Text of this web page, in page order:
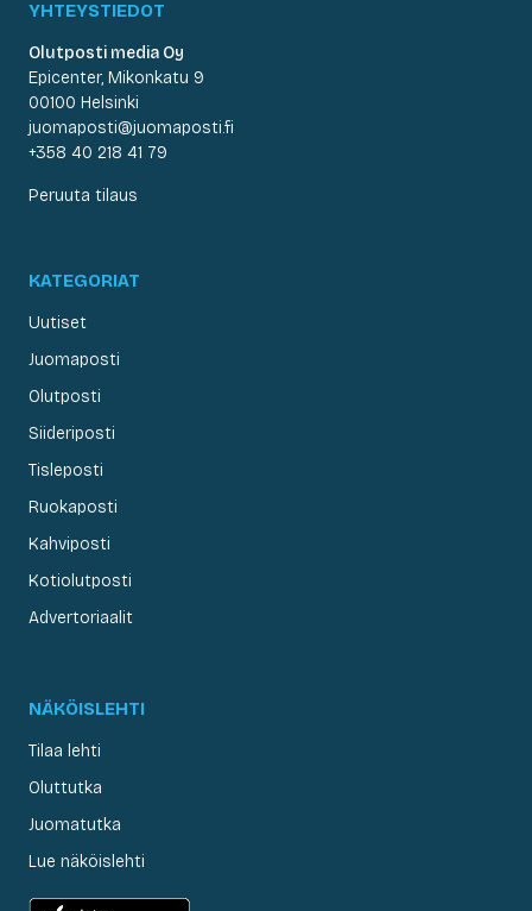
YHTEYSTIEDOT
Olutposti media Oy
Epicenter, Mikonkatu 9
00100 Helsinki
juomaposti@juomaposti.fi
+358 40 218 41 79
Peruuta tilaus
KATEGORIAT
Uutiset
Juomaposti
Olutposti
Siideriposti
Tisleposti
Ruokaposti
Kahviposti
Kotiolutposti
Advertoriaalit
NÄKÖISLEHTI
Tilaa lehti
Oluttutka
Juomatutka
Lue näköislehti